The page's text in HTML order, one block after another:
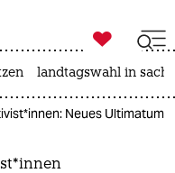

taz zahl ich
landtagswahl in
Neues Ultimatum